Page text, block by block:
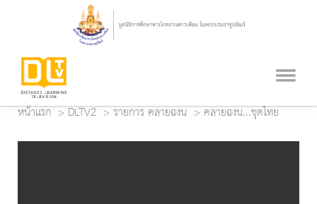
หน้าแรก DLTV2 รายการ คลายฉงน คลายฉงน...ชุดไทย